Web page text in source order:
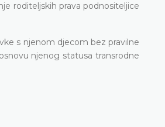
roditeljskih prava podnositeljice
s njenom djecom bez pravilne
njenog statusa transrodne